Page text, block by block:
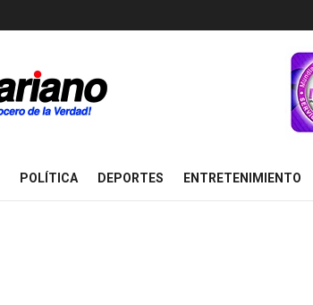
POLÍTICA DEPORTES ENTRETENIMIENTO